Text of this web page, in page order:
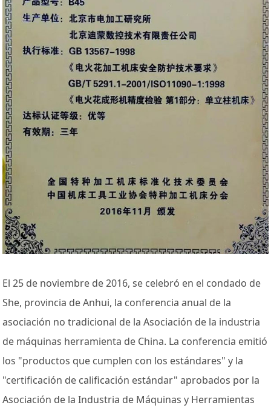
El 25 de noviembre de 2016, se celebró en el condado de
She, provincia de Anhui, la conferencia anual de la
asociación no tradicional de la Asociación de la industria
de máquinas herramienta de China. La conferencia emitió
los "productos que cumplen con los estándares" y la
"certificación de calificación estándar" aprobados por la
Asociación de la Industria de Máquinas y Herramientas